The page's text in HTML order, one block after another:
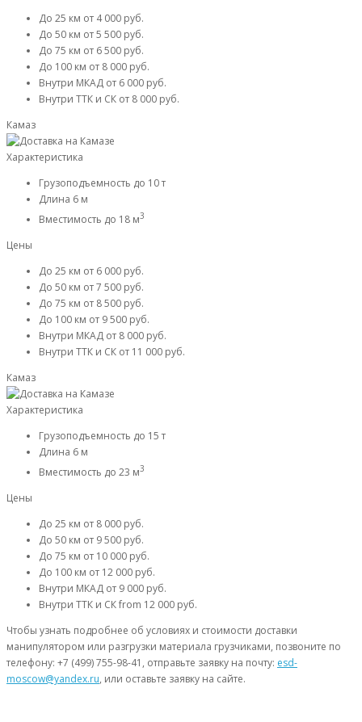
До 25 км от 4 000 руб.
До 50 км от 5 500 руб.
До 75 км от 6 500 руб.
До 100 км от 8 000 руб.
Внутри МКАД от 6 000 руб.
Внутри ТТК и СК от 8 000 руб.
Камаз
Характеристика
Грузоподъемность до 10 т
Длина 6 м
Вместимость до 18 м3
Цены
До 25 км от 6 000 руб.
До 50 км от 7 500 руб.
До 75 км от 8 500 руб.
До 100 км от 9 500 руб.
Внутри МКАД от 8 000 руб.
Внутри ТТК и СК от 11 000 руб.
Камаз
Характеристика
Грузоподъемность до 15 т
Длина 6 м
Вместимость до 23 м3
Цены
До 25 км от 8 000 руб.
До 50 км от 9 500 руб.
До 75 км от 10 000 руб.
До 100 км от 12 000 руб.
Внутри МКАД от 9 000 руб.
Внутри ТТК и СКfrom 12 000 руб.
Чтобы узнать подробнее об условиях и стоимости доставки
манипулятором или разгрузки материала грузчиками, позвоните по
телефону: +7 (499) 755-98-41, отправьте заявку на почту: esd-
moscow@yandex.ru, или оставьте заявку на сайте.